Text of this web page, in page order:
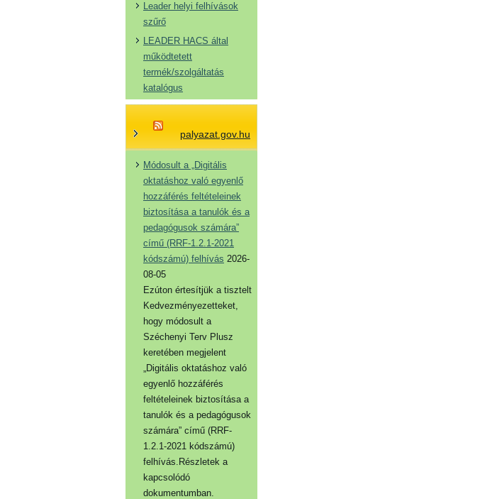
Leader helyi felhívások
szűrő
LEADER HACS által
működtetett
termék/szolgáltatás
katalógus
palyazat.gov.hu
Módosult a „Digitális
oktatáshoz való egyenlő
hozzáférés feltételeinek
biztosítása a tanulók és a
pedagógusok számára”
című (RRF-1.2.1-2021
kódszámú) felhívás 2026-
08-05
Ezúton értesítjük a tisztelt
Kedvezményezetteket,
hogy módosult a
Széchenyi Terv Plusz
keretében megjelent
„Digitális oktatáshoz való
egyenlő hozzáférés
feltételeinek biztosítása a
tanulók és a pedagógusok
számára” című (RRF-
1.2.1-2021 kódszámú)
felhívás.Részletek a
kapcsolódó
dokumentumban.